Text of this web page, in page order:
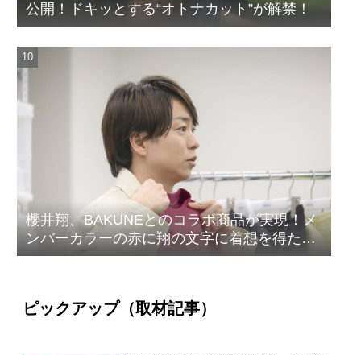
公開！ドキッとする“オトナカット”が解禁！
櫻井翔、BAKUNEとのコラボ商品が実現！メ
ンバーカラーの赤に翔の文字に着想を得たデ
ザイン
ピックアップ（取材記事）